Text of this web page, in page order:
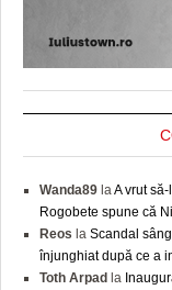
Wanda89 la A vrut
Rogobete spune că
Reos la Scandal
înjunghiat după ce a
Toth Arpad la